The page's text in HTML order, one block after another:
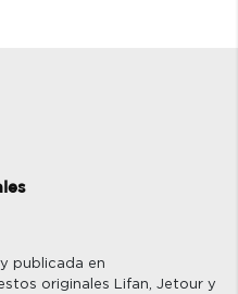
publicada en
originales Lifan, Jetour y